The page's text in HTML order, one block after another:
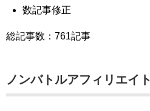
数記事修正
総記事数：761記事
ノンバトルアフィリエイト